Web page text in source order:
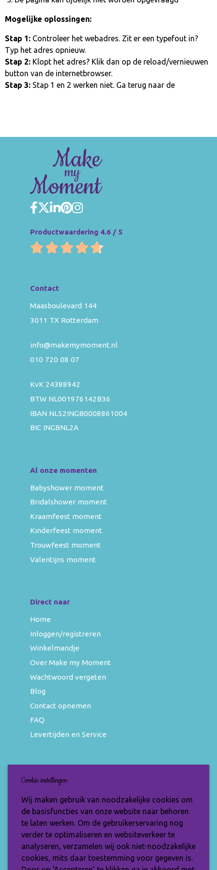
Mogelijke oplossingen:
Stap 1: Controleer het webadres. Zit er een typefout in?
Typ het adres opnieuw.
Stap 2: Klopt het adres? Klik dan op de reload/vernieuwen
button van de internetbrowser.
Stap 3: Stap 1 en 2 werken niet. Ga terug naar de
Productwaardering 4.6 / 5
Contact
Maasboulevard 144
3011 TX Rotterdam
info@makemymoment.nl
010 720 08 07
KvK 24388942
BTW NL001976142B36
IBAN NL52INGB0008861004
BIC INGBNL2A
Al onze momenten
Babyshower moment
Bridalshower moment
Kraamfeest moment
Kinderfeest moment
Trouwfeest moment
Valentijns moment
Direct naar
Home
Inloggen/registreren
Winkelmandje
Over Make my Moment
Wachtwoord vergeten
Blog
Contact opnemen
FAQ
Levertijden en Service
Nieuwsbrief
Wil jij op de hoogte blijven van de nieuwste
items en speciale aanbiedingen? Vul je e-
mailadres dan in en ontvang de Make My
Moment nieuwsbrief.
Cookie instellingen
Wij maken gebruik van noodzakelijke cookies om
de basisfuncties van onze website naar behoren
te laten werken. Om de gebruikerservaring nog
verder te optimaliseren en websiteverkeer te
analyseren, verzamelen wij ook niet-noodzakelijke
cookies, mits daar toestemming voor gegeven is.